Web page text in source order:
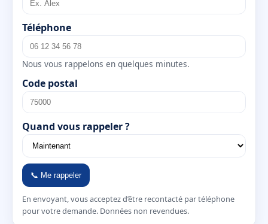
Téléphone
Nous vous rappelons en quelques minutes.
Code postal
Quand vous rappeler ?
📞 Me rappeler
En envoyant, vous acceptez d’être recontacté par téléphone
pour votre demande. Données non revendues.